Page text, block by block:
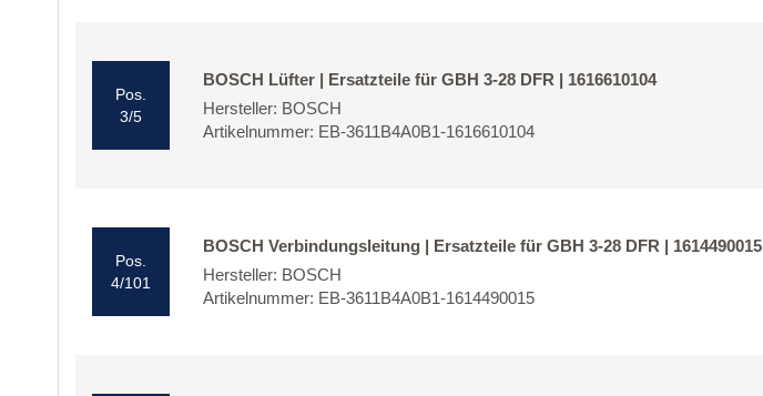
Pos.
3/5
BOSCH Lüfter | Ersatzteile für GBH 3-28 DFR | 1616610104
Hersteller: BOSCH
Artikelnummer: EB-3611B4A0B1-1616610104
Pos.
4/101
BOSCH Verbindungsleitung | Ersatzteile für GBH 3-28 DFR | 1614490015
Hersteller: BOSCH
Artikelnummer: EB-3611B4A0B1-1614490015